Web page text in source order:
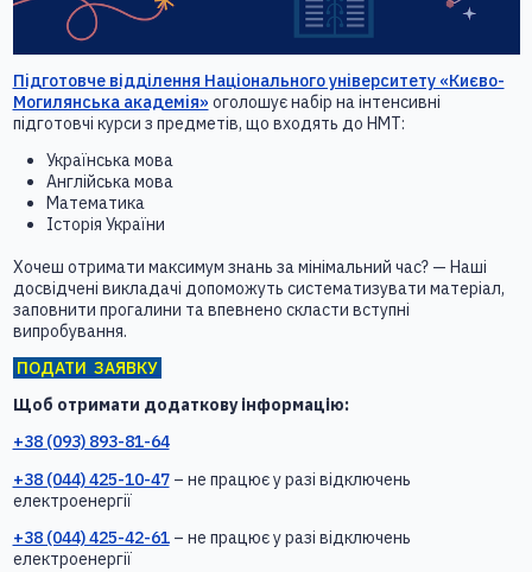
Підготовче відділення Національного університету «Києво-
Могилянська академія» оголошує набір на інтенсивні
підготовчі курси з предметів, що входять до НМТ:
Українська мова
Англійська мова
Математика
Історія України
Хочеш отримати максимум знань за мінімальний час? — Наші
досвідчені викладачі допоможуть систематизувати матеріал,
заповнити прогалини та впевнено скласти вступні
випробування.
ПОДАТИ ЗАЯВКУ
Щоб отримати додаткову інформацію:
+38 (093) 893-81-64
+38 (044) 425-10-47– не працює у разі відключень
електроенергії
+38 (044) 425-42-61– не працює у разі відключень
електроенергії